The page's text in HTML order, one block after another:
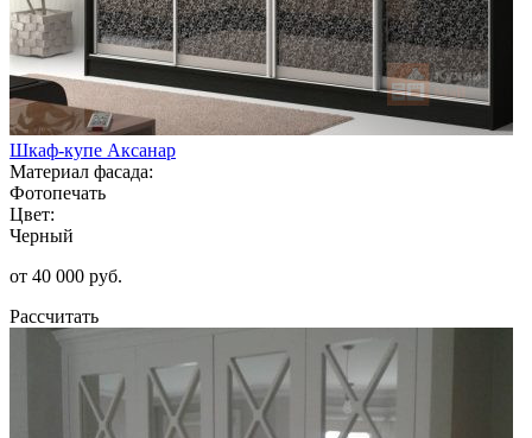
Шкаф-купе Аксанар
Материал фасада:
Фотопечать
Цвет:
Черный
от 40 000 руб.
Рассчитать